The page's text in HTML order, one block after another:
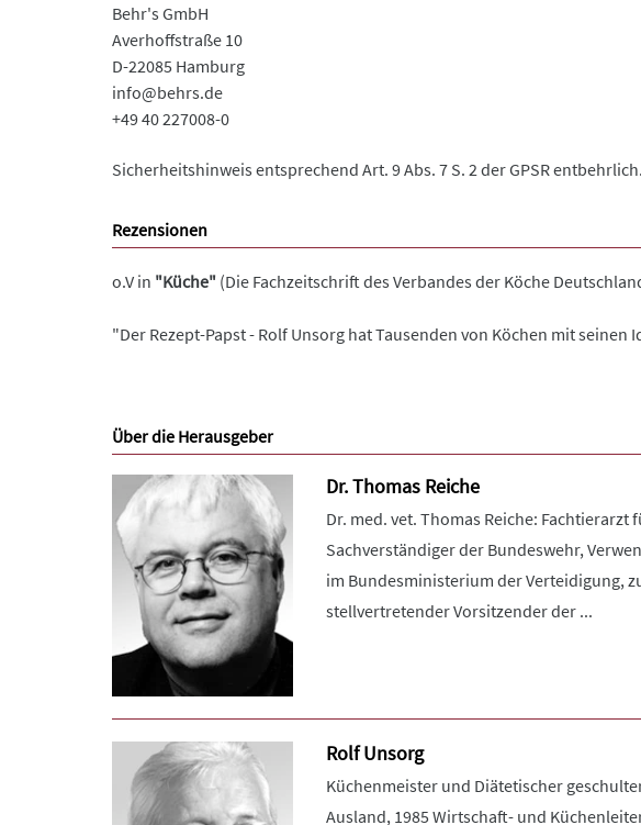
Behr's GmbH
Averhoffstraße 10
D-22085 Hamburg
info@behrs.de
+49 40 227008-0
Sicherheitshinweis entsprechend Art. 9 Abs. 7 S. 2 der GPSR entbehrlich.
Rezensionen
o.V in "Küche" (Die Fachzeitschrift des Verbandes der Köche
"Der Rezept-Papst - Rolf Unsorg hat Tausenden von Köchen mit seinen
Über die Herausgeber
Dr. Thomas Reiche
Dr. med. vet. Thomas Reiche:
Sachverständiger der Bundeswehr,
im Bundesministerium der Verteidigung,
stellvertretender Vorsitzender der ...
Rolf Unsorg
Küchenmeister und Diätetischer
Ausland, 1985 Wirtschaft- und